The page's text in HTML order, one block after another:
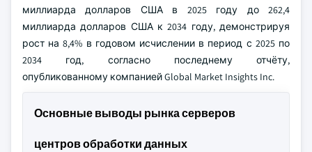
миллиарда долларов США в 2025 году до 262,4
миллиарда долларов США к 2034 году, демонстрируя
рост на 8,4% в годовом исчислении в период с 2025 по
2034 год, согласно последнему отчёту,
опубликованному компанией Global Market Insights Inc.
Основные выводы рынка серверов
центров обработки данных